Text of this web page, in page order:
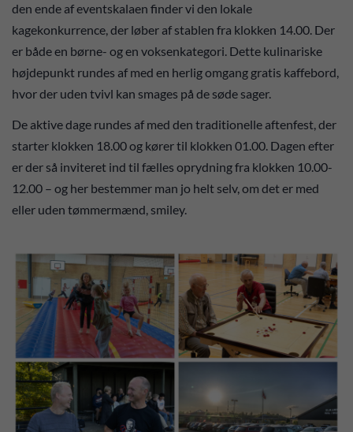
den ende af eventskalaen finder vi den lokale
kagekonkurrence, der løber af stablen fra klokken 14.00. Der
er både en børne- og en voksenkategori. Dette kulinariske
højdepunkt rundes af med en herlig omgang gratis kaffebord,
hvor der uden tvivl kan smages på de søde sager.
De aktive dage rundes af med den traditionelle aftenfest, der
starter klokken 18.00 og kører til klokken 01.00. Dagen efter
er der så inviteret ind til fælles oprydning fra klokken 10.00-
12.00 – og her bestemmer man jo helt selv, om det er med
eller uden tømmermænd, smiley.